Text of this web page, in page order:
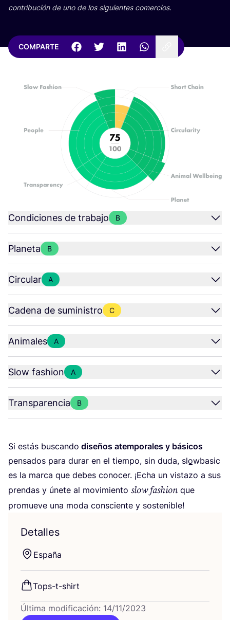
con­tri­bu­ción de uno de los siguien­tes comercios.
COMPARTE
Condiciones de trabajo B
Planeta B
Circular A
Cadena de suministro C
Animales A
Slow fashion A
Transparencia B
Si estás bus­can­do dise­ños atem­po­ra­les y bási­cos
pen­sa­dos para durar en el tiem­po, sin duda, slo̲wbasic
es la mar­ca que debes cono­cer. ¡Echa un vis­ta­zo a sus
pren­das y úne­te al movi­mien­to slow fashion que
pro­mue­ve una moda cons­cien­te y sostenible!
Detalles
Espa­ña
Tops-t-shirt
Última modificación: 14/11/2023